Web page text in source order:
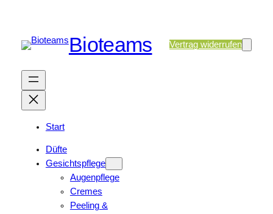
Bioteams Vertrag widerrufen
Start
Düfte
Gesichtspflege
Augenpflege
Cremes
Peeling &